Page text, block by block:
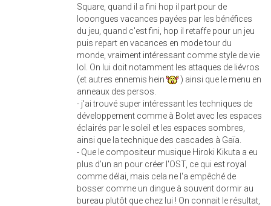
Square, quand il a fini hop il part pour de
looongues vacances payées par les bénéfices
du jeu, quand c'est fini, hop il retaffe pour un jeu
puis repart en vacances en mode tour du
monde, vraiment intéressant comme style de vie
lol. On lui doit notamment les attaques de liévros
(et autres ennemis hein
) ainsi que le menu en
anneaux des persos.
- j'ai trouvé super intéressant les techniques de
développement comme à Bolet avec les espaces
éclairés par le soleil et les espaces sombres,
ainsi que la technique des cascades à Gaïa.
- Que le compositeur musique Hiroki Kikuta a eu
plus d'un an pour créer l'OST, ce qui est royal
comme délai, mais cela ne l'a empêché de
bosser comme un dingue à souvent dormir au
bureau plutôt que chez lui ! On connait le résultat,